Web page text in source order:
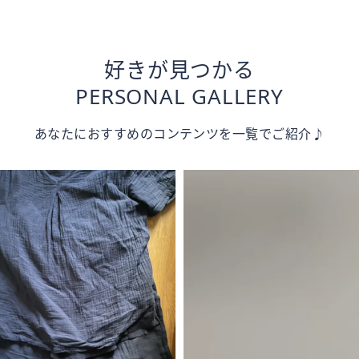
好きが見つかる
PERSONAL GALLERY
あなたにおすすめのコンテンツを一覧でご紹介♪